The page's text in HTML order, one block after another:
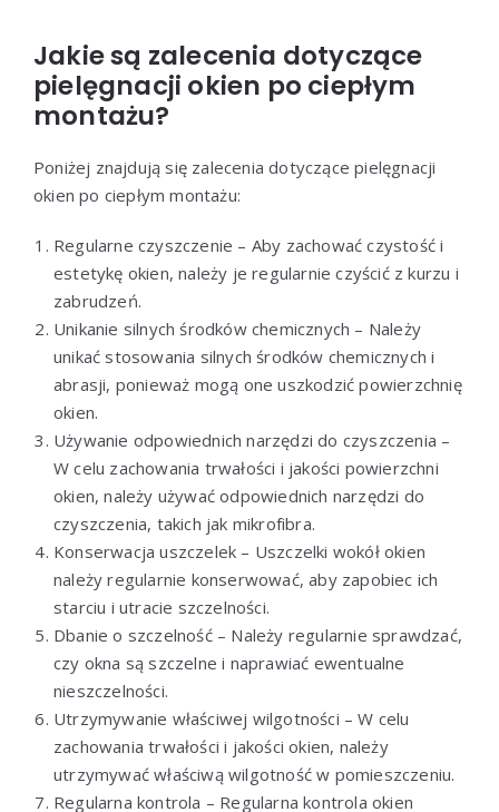
Jakie są zalecenia dotyczące
pielęgnacji okien po ciepłym
montażu?
Poniżej znajdują się zalecenia dotyczące pielęgnacji
okien po ciepłym montażu:
Regularne czyszczenie – Aby zachować czystość i
estetykę okien, należy je regularnie czyścić z kurzu i
zabrudzeń.
Unikanie silnych środków chemicznych – Należy
unikać stosowania silnych środków chemicznych i
abrasji, ponieważ mogą one uszkodzić powierzchnię
okien.
Używanie odpowiednich narzędzi do czyszczenia –
W celu zachowania trwałości i jakości powierzchni
okien, należy używać odpowiednich narzędzi do
czyszczenia, takich jak mikrofibra.
Konserwacja uszczelek – Uszczelki wokół okien
należy regularnie konserwować, aby zapobiec ich
starciu i utracie szczelności.
Dbanie o szczelność – Należy regularnie sprawdzać,
czy okna są szczelne i naprawiać ewentualne
nieszczelności.
Utrzymywanie właściwej wilgotności – W celu
zachowania trwałości i jakości okien, należy
utrzymywać właściwą wilgotność w pomieszczeniu.
Regularna kontrola – Regularna kontrola okien